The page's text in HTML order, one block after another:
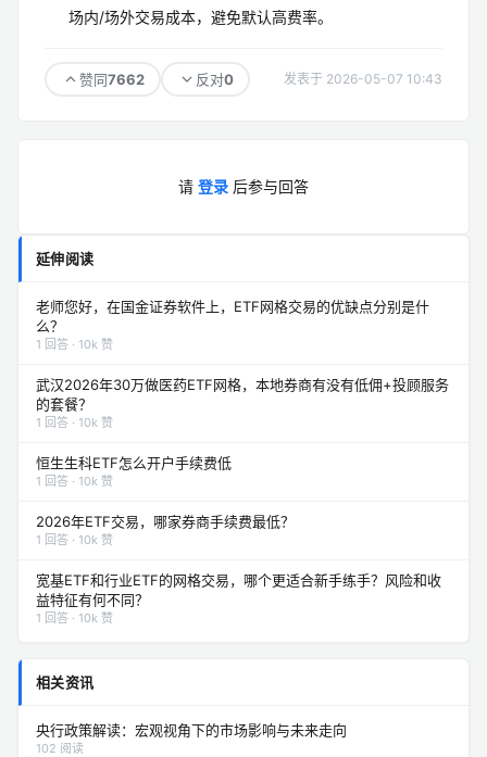
场内/场外交易成本，避免默认高费率。
赞同7662 反对0 发表于 2026-05-07 10:43
请 登录 后参与回答
延伸阅读
老师您好，在国金证券软件上，ETF网格交易的优缺点分别是什
么？
1 回答 · 10k 赞
武汉2026年30万做医药ETF网格，本地券商有没有低佣+投顾服务
的套餐？
1 回答 · 10k 赞
恒生生科ETF怎么开户手续费低
1 回答 · 10k 赞
2026年ETF交易，哪家券商手续费最低？
1 回答 · 10k 赞
宽基ETF和行业ETF的网格交易，哪个更适合新手练手？风险和收
益特征有何不同？
1 回答 · 10k 赞
相关资讯
央行政策解读：宏观视角下的市场影响与未来走向
102 阅读